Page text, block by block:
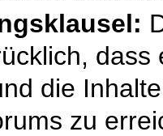
die
zu